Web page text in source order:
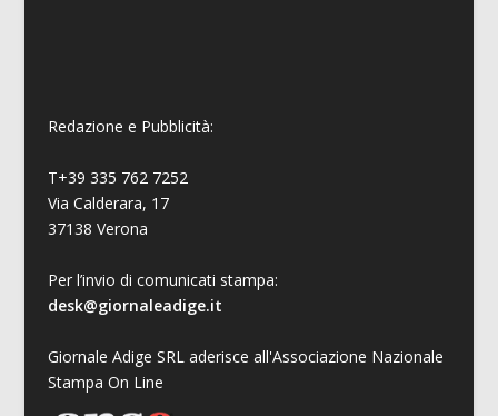
Redazione e Pubblicità:
T+39 335 762 7252
Via Calderara, 17
37138 Verona
Per l’invio di comunicati stampa:
desk@giornaleadige.it
Giornale Adige SRL aderisce all'Associazione Nazionale
Stampa On Line